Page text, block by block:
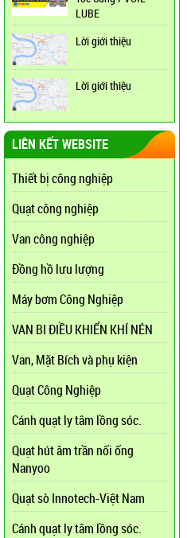
LUBE
Lời giới thiệu
Lời giới thiệu
LIÊN KẾT WEBSITE
Thiết bị công nghiệp
Quạt công nghiệp
Van công nghiệp
Đồng hồ lưu lượng
Máy bơm Công Nghiệp
VAN BI ĐIỀU KHIỂN KHÍ NÉN
Van, Mặt Bích và phụ kiện
Quạt Công Nghiệp
Cánh quạt ly tâm lồng sóc.
Quạt hút âm trần nối ống
Nanyoo
Quạt sò Innotech-Việt Nam
Cánh quạt ly tâm lồng sóc.